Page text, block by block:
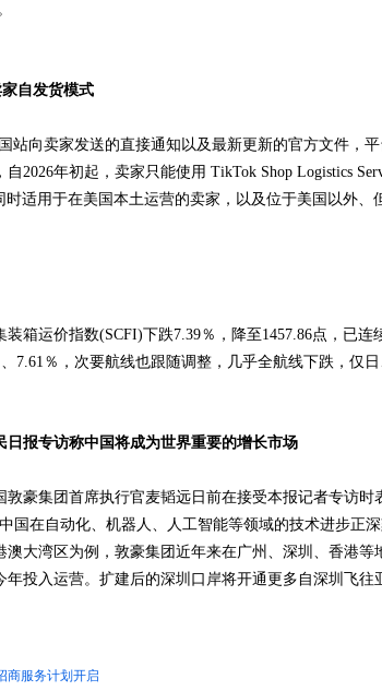
自发货模式
站向卖家发送的直接通知以及最新更新的官方文件，
2026年初起，卖家只能使用 TikTok Shop Logistics
适用于在美国本土运营的卖家，以及位于美国以外、
箱运价指数(SCFI)下跌7.39％，降至1457.86点，已
7.61％，次要航线也跟随调整，几乎全航线下跌，仅
日报专访称中国将成为世界重要的增长市场
敦豪集团首席执行官麦韬远日前在接受本报记者专访
国在自动化、机器人、人工智能等领域的技术进步
澳大湾区为例，敦豪集团近年来在广州、深圳、香港
年投入运营。扩建后的深圳口岸将开通更多自深圳飞
商服务计划开启